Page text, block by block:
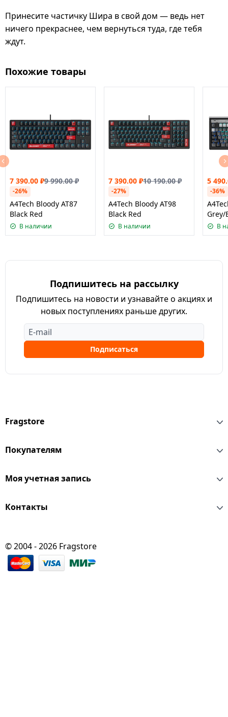
Принесите частичку Шира в свой дом — ведь нет
ничего прекраснее, чем вернуться туда, где тебя
ждут.
Похожие товары
7 390.00 ₽9 990.00₽
-26%
A4Tech Bloody AT87
Black Red
В наличии
7 390.00 ₽10 190.00₽
-27%
A4Tech Bloody AT98
Black Red
В наличии
5
-36%
Grey/
В
Подпишитесь на рассылку
Подпишитесь на новости и узнавайте о акциях и
новых поступлениях раньше других.
Подписаться
Fragstore
Покупателям
Моя учетная запись
Контакты
© 2004 - 2026 Fragstore